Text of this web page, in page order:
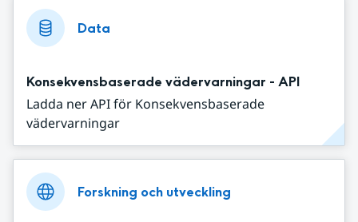
Data
Konsekvensbaserade vädervarningar - API
Ladda ner API för Konsekvensbaserade
vädervarningar
Forskning och utveckling